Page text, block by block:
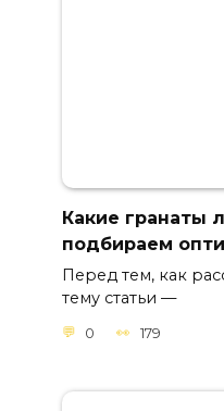
Какие гранаты
подбираем
Перед тем, как
тему статьи —
0 179